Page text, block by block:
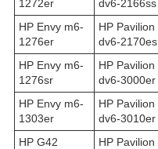
1272er
dv6-2166ss
HP Envy m6-
1276er
HP Pavilion
dv6-2170es
HP Envy m6-
1276sr
HP Pavilion
dv6-3000er
HP Envy m6-
1303er
HP Pavilion
dv6-3010er
HP G42
HP Pavilion